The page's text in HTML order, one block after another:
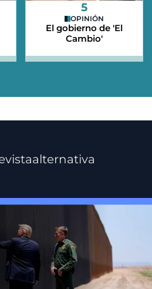
5
OPINIÓN
El gobierno de 'El
Cambio'